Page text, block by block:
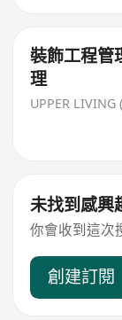
裝飾工程管
理
未找到感興
你會收到這次
創建訂閱